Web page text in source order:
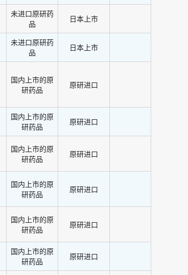
未进口原研药
品
日本上市
未进口原研药
品
日本上市
国内上市的原
研药品
原研进口
国内上市的原
研药品
原研进口
国内上市的原
研药品
原研进口
国内上市的原
研药品
原研进口
国内上市的原
研药品
原研进口
国内上市的原
研药品
原研进口